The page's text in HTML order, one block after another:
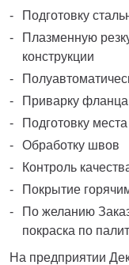
Подготовку
Плазменную
конструкции
Приварку
Подготовку
Обработку швов
Контроль
Покрытие
По желанию
покраска по
На предприятии